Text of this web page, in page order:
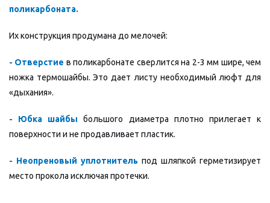
поликарбоната.
Их конструкция продумана до мелочей:
- Отверстие в поликарбонате сверлится на 2-3 мм шире, чем
ножка термошайбы. Это дает листу необходимый люфт для
«дыхания».
- Юбка шайбы большого диаметра плотно прилегает к
поверхности и не продавливает пластик.
- Неопреновый уплотнитель под шляпкой герметизирует
место прокола исключая протечки.